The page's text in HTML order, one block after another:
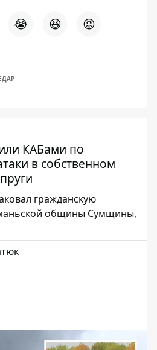
😭 😆 😡
КАБами по
в собственном
гражданскую
общины Сумщины,